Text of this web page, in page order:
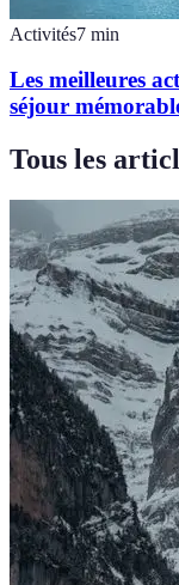
Activités7 min
Les meilleures
séjour
Tous les